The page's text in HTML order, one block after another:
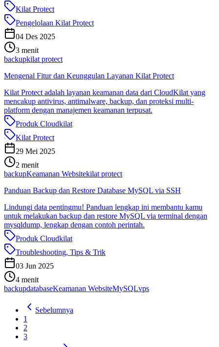
Kilat Protect
Pengelolaan Kilat Protect
04 Des 2025
3 menit
backupkilat protect
Mengenal Fitur dan Keunggulan Layanan Kilat Protect
Kilat Protect adalah layanan keamanan data dari CloudKilat yang
mencakup antivirus, antimalware, backup, dan proteksi multi-
platform dengan manajemen keamanan terpusat.
Produk Cloudkilat
Kilat Protect
29 Mei 2025
2 menit
backupKeamanan Websitekilat protect
Panduan Backup dan Restore Database MySQL via SSH
Lindungi data pentingmu! Panduan lengkap ini membantu kamu
untuk melakukan backup dan restore MySQL via terminal dengan
mysqldump, lengkap dengan contoh perintah.
Produk Cloudkilat
Troubleshooting, Tips & Trik
03 Jun 2025
4 menit
backupdatabaseKeamanan WebsiteMySQLvps
Sebelumnya
1
2
3